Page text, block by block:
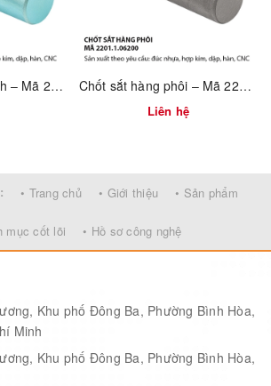
bếp
khung
Chốt sắt xi kẽm xanh – Mã 2201.1.08304 Chốt sắt hàng phôi – Mã 2201.1.06200
Liên hệ
• Trang chủ • Giới thiệu • Sản phẩm
mục cốt lõi • Hồ sơ công nghệ
Khu phố Đông Ba, Phường Bình Hòa,
Minh
Khu phố Đông Ba, Phường Bình Hòa,